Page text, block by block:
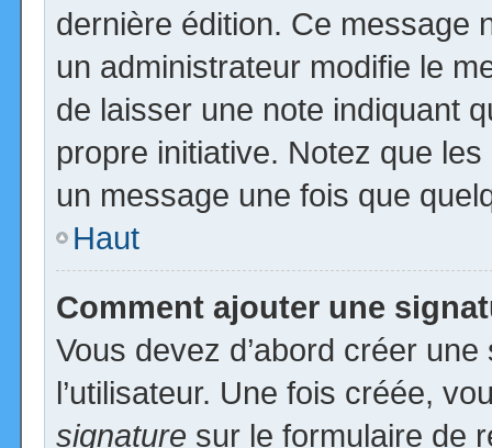
dernière édition. Ce message
un administrateur modifie le
de laisser une note indiquant
propre initiative. Notez que
un message une fois que
Haut
Comment ajouter une
Vous devez d’abord créer
l’utilisateur. Une fois créée,
signature sur le formulaire de